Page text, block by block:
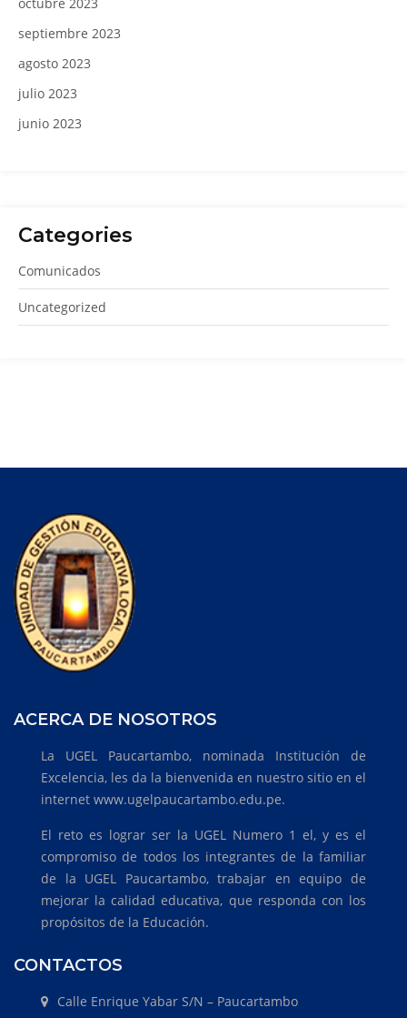
septiembre 2023
agosto 2023
julio 2023
junio 2023
Categories
Comunicados
Uncategorized
ACERCA DE NOSOTROS
La UGEL Paucartambo, nominada Institución de
Excelencia, les da la bienvenida en nuestro sitio en el
internet www.ugelpaucartambo.edu.pe.
El reto es lograr ser la UGEL Numero 1 el, y es el
compromiso de todos los integrantes de la familiar
de la UGEL Paucartambo, trabajar en equipo de
mejorar la calidad educativa, que responda con los
propósitos de la Educación.
CONTACTOS
Calle Enrique Yabar S/N – Paucartambo